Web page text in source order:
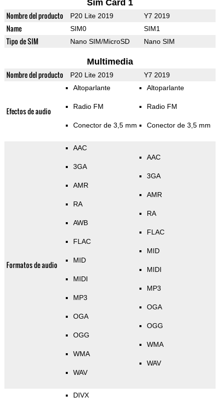
Sim Card 1
Nombre del producto P20 Lite 2019 Y7 2019
Name SIM0 SIM1
Tipo de SIM Nano SIM/MicroSD Nano SIM
Multimedia
Nombre del producto P20 Lite 2019 Y7 2019
Efectos de audio
Altoparlante
Radio FM
Conector de 3,5 mm
Altoparlante
Radio FM
Conector de 3,5 mm
Formatos de audio
AAC
3GA
AMR
RA
AWB
FLAC
MID
MIDI
MP3
OGA
OGG
WMA
WAV
AAC
3GA
AMR
RA
FLAC
MID
MIDI
MP3
OGA
OGG
WMA
WAV
DIVX